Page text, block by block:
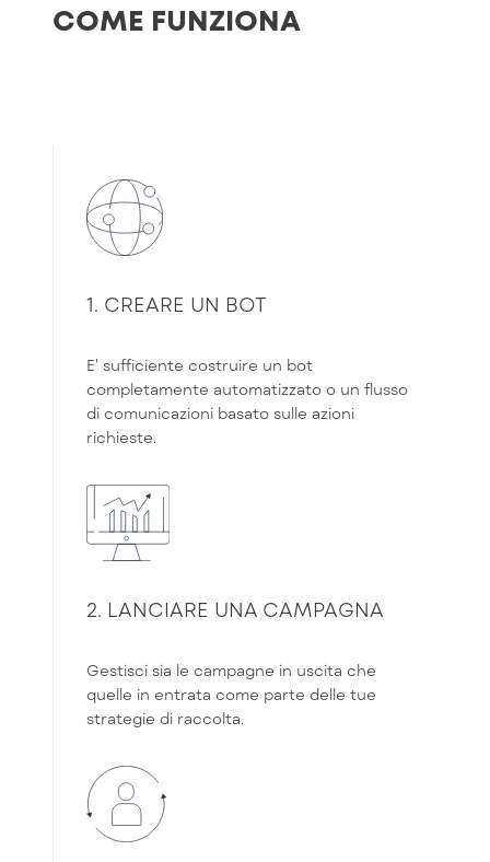
COME FUNZIONA
1. CREARE UN BOT
E' sufficiente costruire un bot
completamente automatizzato o un flusso
di comunicazioni basato sulle azioni
richieste.
2. LANCIARE UNA CAMPAGNA
Gestisci sia le campagne in uscita che
quelle in entrata come parte delle tue
strategie di raccolta.